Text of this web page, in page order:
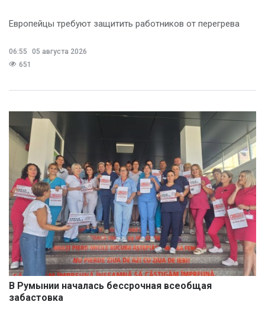
Европейцы требуют защитить работников от перегрева
06:55
05 августа 2026
651
В Румынии началась бессрочная всеобщая
забастовка